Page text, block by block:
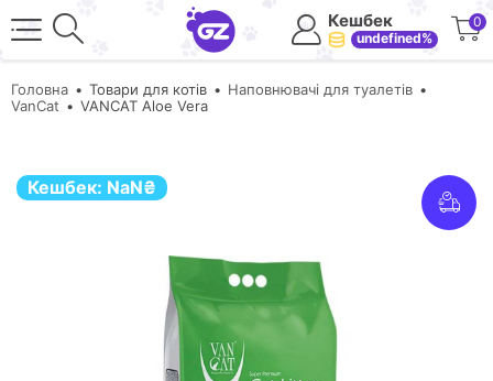
Кешбек
undefined%
0
Головна Товари для котів
Наповнювачі для туалетів
VanCat
VANCAT Aloe Vera
Кешбек: NaN₴